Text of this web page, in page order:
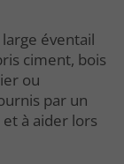
éventail
ciment, bois
ou
par un
à aider lors